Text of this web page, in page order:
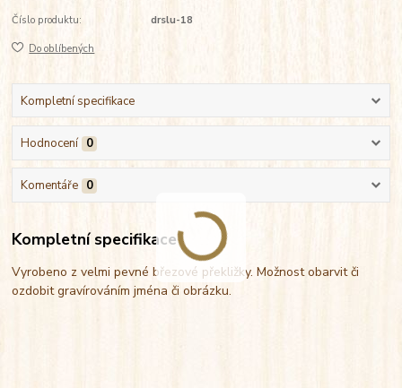
Číslo produktu: drslu-18
Do oblíbených
Kompletní specifikace
Hodnocení 0
Komentáře 0
Kompletní specifikace
Vyrobeno z velmi pevné březové překližky. Možnost obarvit či
ozdobit gravírováním jména či obrázku.